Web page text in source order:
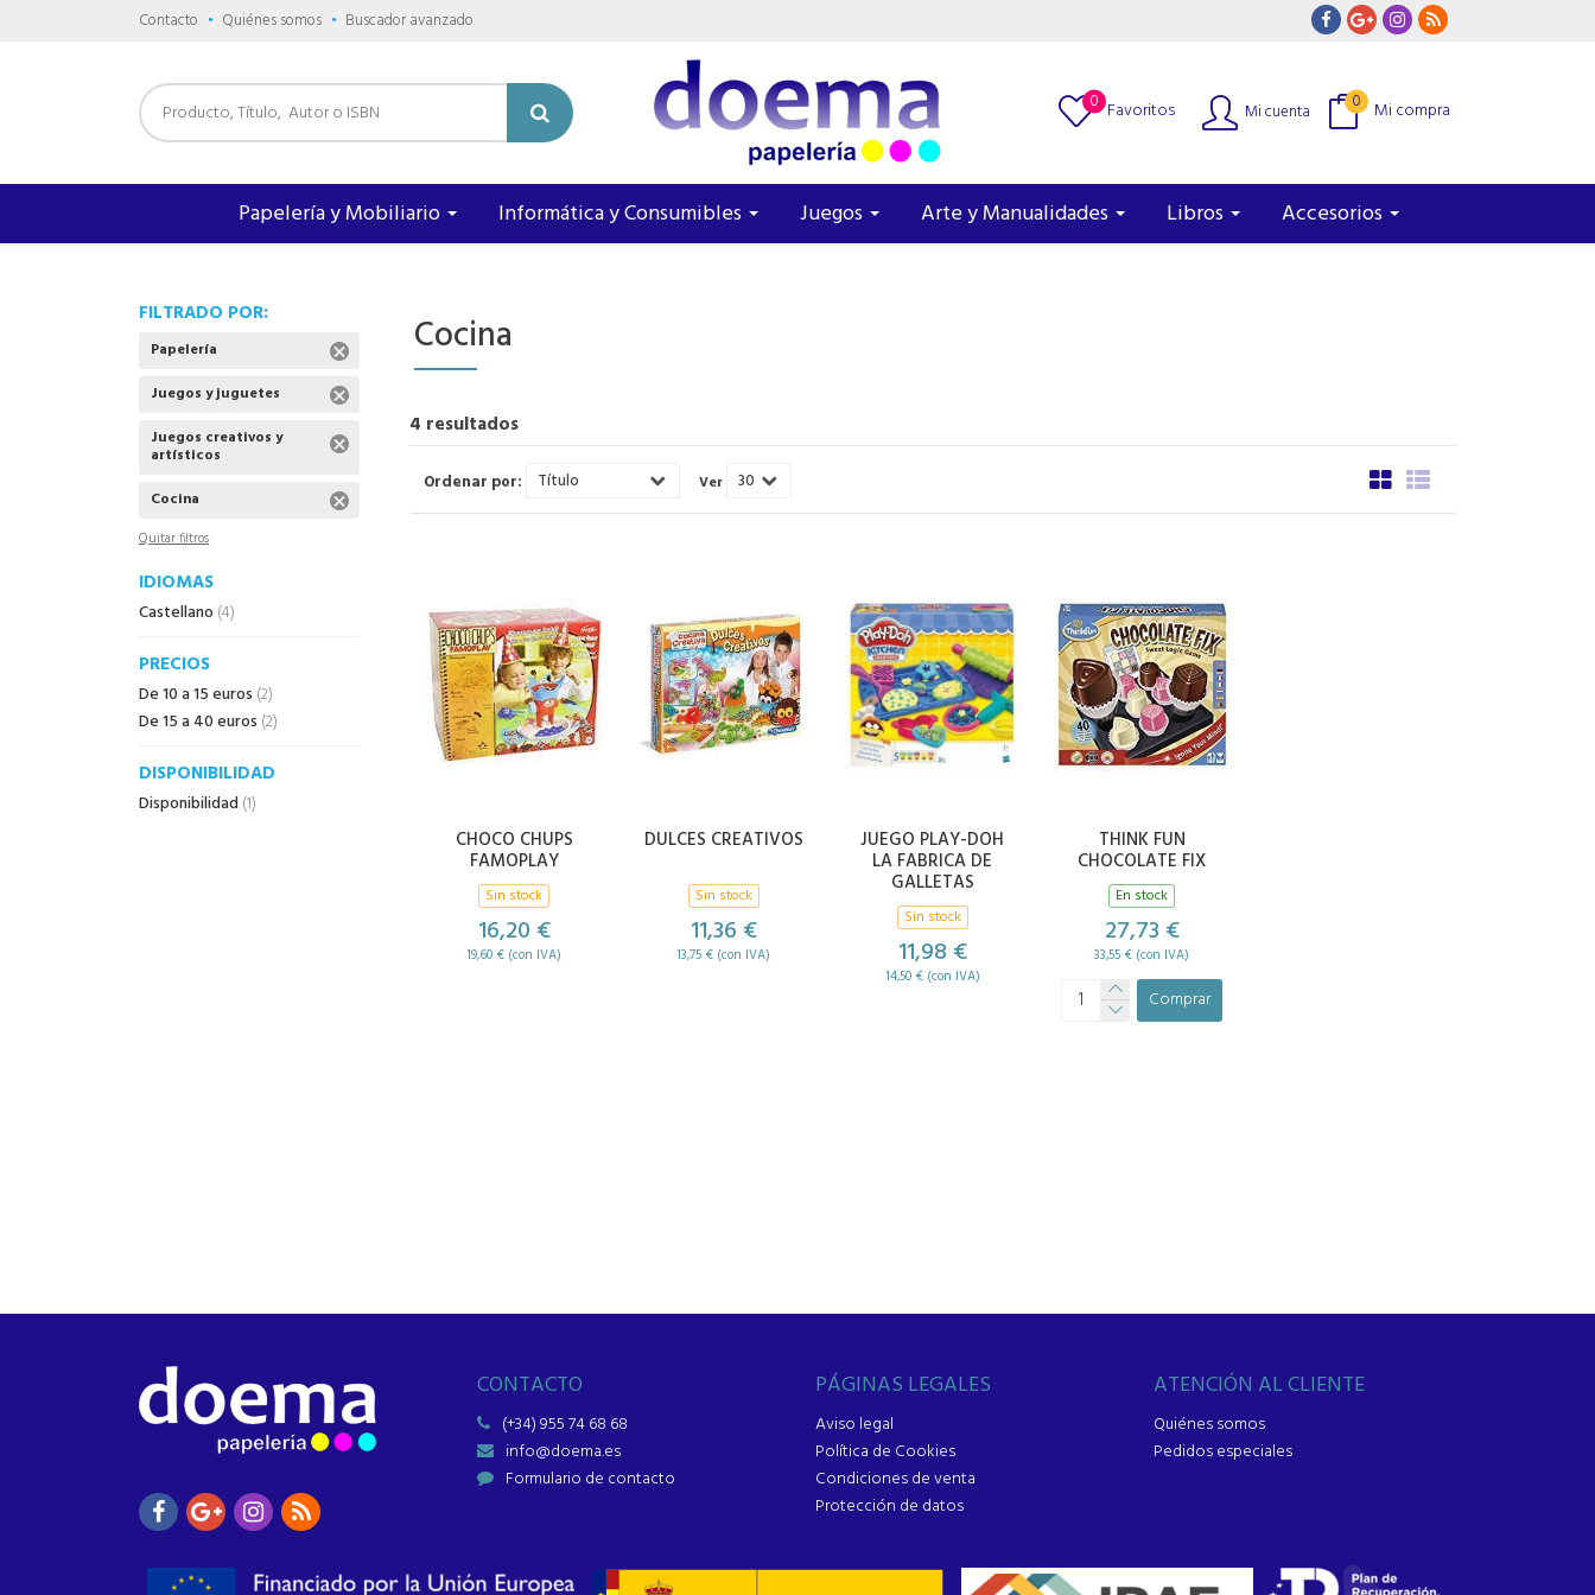
Contacto Quiénes somos Buscador avanzado
Favoritos
0 Mi cuenta Mi compra
0
Papelería y Mobiliario Informática y Consumibles Juegos Arte y Manualidades Libros Accesorios
Cocina
4 resultados
Ordenar por: Ver
CHOCO CHUPS
FAMOPLAY
Sin stock
16,20 €
19,60 € (con IVA)
DULCES CREATIVOS
Sin stock
11,36 €
13,75 € (con IVA)
JUEGO PLAY-DOH
LA FABRICA DE
GALLETAS
Sin stock
11,98 €
14,50 € (con IVA)
THINK FUN
CHOCOLATE FIX
En stock
27,73 €
33,55 € (con IVA)
Comprar
FILTRADO POR:
Papelería
Juegos y juguetes
Juegos creativos y
artísticos
Cocina
Quitar filtros
IDIOMAS
Castellano (4)
PRECIOS
De 10 a 15 euros (2)
De 15 a 40 euros (2)
DISPONIBILIDAD
Disponibilidad (1)
CONTACTO
(+34) 955 74 68 68
info@doema.es
Formulario de contacto
PÁGINAS LEGALES
Aviso legal
Política de Cookies
Condiciones de venta
Protección de datos
ATENCIÓN AL CLIENTE
Quiénes somos
Pedidos especiales